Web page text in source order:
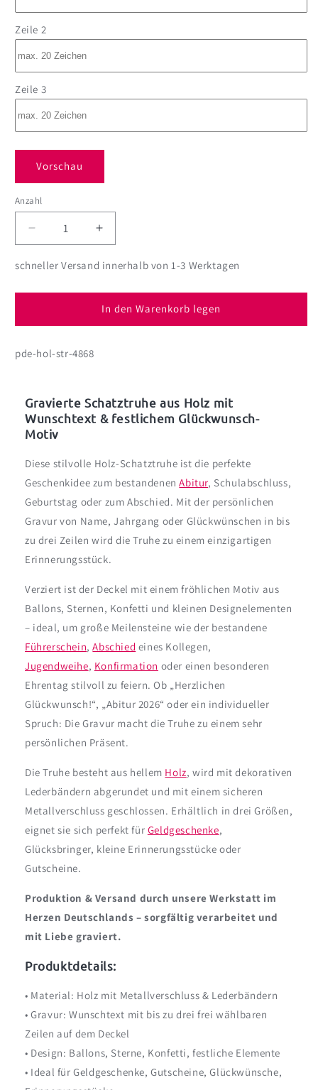
Zeile 2
Zeile 3
Vorschau
Anzahl
Anzahl
Verringere
die
Menge
Schatztruhe
Glückwunschmotiv
mit
Holzkiste
|
3
Größen
Erhöhe
die
Menge
Schatztruhe
mit
Glückwunschmotiv
Holzkiste
3
schneller Versand innerhalb von 1-3 Werktagen
In den Warenkorb legen
pde-hol-str-4868
Gravierte Schatztruhe aus Holz mit
Wunschtext & festlichem Glückwunsch-
Motiv
Diese stilvolle Holz-Schatztruhe ist die perfekte
Geschenkidee zum bestandenenAbitur, Schulabschluss,
Geburtstag oder zum Abschied. Mit der persönlichen
Gravur von Name, Jahrgang oder Glückwünschen in bis
zu drei Zeilen wird die Truhe zu einem einzigartigen
Erinnerungsstück.
Verziert ist der Deckel mit einem fröhlichen Motiv aus
Ballons, Sternen, Konfetti und kleinen Designelementen
– ideal, um große Meilensteine wie der bestandene
Führerschein,Abschied eines Kollegen,
Jugendweihe, Konfirmation oder einen besonderen
Ehrentag stilvoll zu feiern. Ob „Herzlichen
Glückwunsch!“, „Abitur 2026“ oder ein individueller
Spruch: Die Gravur macht die Truhe zu einem sehr
persönlichen Präsent.
Die Truhe besteht aus hellem Holz, wird mit dekorativen
Lederbändern abgerundet und mit einem sicheren
Metallverschluss geschlossen. Erhältlich in drei Größen,
eignet sie sich perfekt für Geldgeschenke,
Glücksbringer, kleine Erinnerungsstücke oder
Gutscheine.
Produktion & Versand durch unsere Werkstatt im
Herzen Deutschlands – sorgfältig verarbeitet und
mit Liebe graviert.
Produktdetails:
• Material: Holz mit Metallverschluss & Lederbändern
• Gravur: Wunschtext mit bis zu drei frei wählbaren
Zeilen auf dem Deckel
• Design: Ballons, Sterne, Konfetti, festliche Elemente
• Ideal für Geldgeschenke, Gutscheine, Glückwünsche,